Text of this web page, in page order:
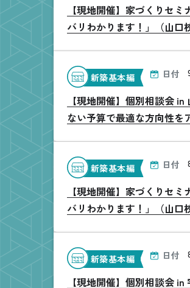
【現地開催】家づくりセ
バリわかります！」（山口
新築基本編 日付
【現地開催】個別相談会
ない予算で最適な方向性を
新築基本編 日付
【現地開催】家づくりセ
バリわかります！」（山口
新築基本編 日付
【現地開催】個別相談会